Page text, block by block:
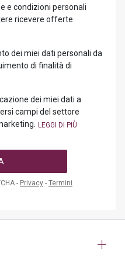
e condizioni personali
ricevere offerte
dei miei dati personali da
di finalità di
dei miei dati a
campi del settore
- Privacy - Termini